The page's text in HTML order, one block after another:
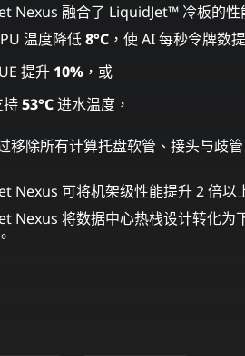
Nexus 融合了 LiquidJet™ 冷板的性
温度降低8°C ，使 AI 每秒令牌数
提升 10% ，或
持53°C进水温度，
移除所有计算托盘软管、接头与歧
Nexus 可将机架级性能提升 2 倍以
Nexus 将数据中心热栈设计转化为